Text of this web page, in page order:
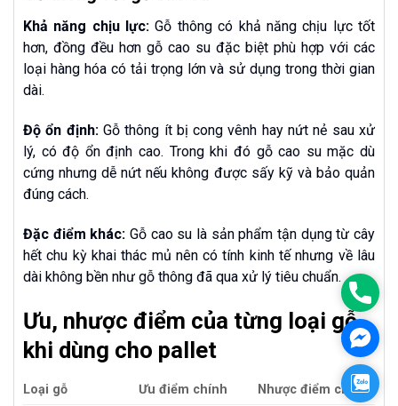
Khả năng chịu lực: Gỗ thông có khả năng chịu lực tốt
hơn, đồng đều hơn gỗ cao su đặc biệt phù hợp với các
loại hàng hóa có tải trọng lớn và sử dụng trong thời gian
dài.
Độ ổn định:Gỗ thông ít bị cong vênh hay nứt nẻ sau xử
lý, có độ ổn định cao. Trong khi đó gỗ cao su mặc dù
cứng nhưng dễ nứt nếu không được sấy kỹ và bảo quản
đúng cách.
Đặc điểm khác: Gỗ cao su là sản phẩm tận dụng từ cây
hết chu kỳ khai thác mủ nên có tính kinh tế nhưng về lâu
dài không bền như gỗ thông đã qua xử lý tiêu chuẩn.
Ưu, nhược điểm của từng loại gỗ
khi dùng cho pallet
Loại gỗ Ưu điểm chính Nhược điểm chínhZalo